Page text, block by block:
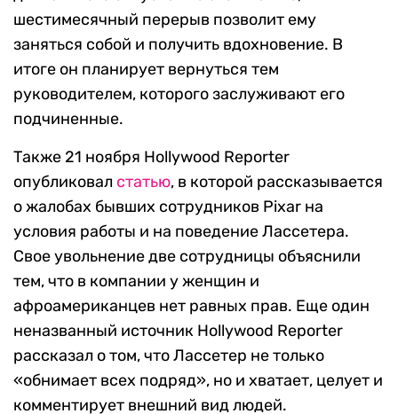
шестимесячный перерыв позволит ему
заняться собой и получить вдохновение. В
итоге он планирует вернуться тем
руководителем, которого заслуживают его
подчиненные.
Также 21 ноября Hollywood Reporter
опубликовал статью, в которой рассказывается
о жалобах бывших сотрудников Pixar на
условия работы и на поведение Лассетера.
Свое увольнение две сотрудницы объяснили
тем, что в компании у женщин и
афроамериканцев нет равных прав. Еще один
неназванный источник Hollywood Reporter
рассказал о том, что Лассетер не только
«обнимает всех подряд», но и хватает, целует и
комментирует внешний вид людей.